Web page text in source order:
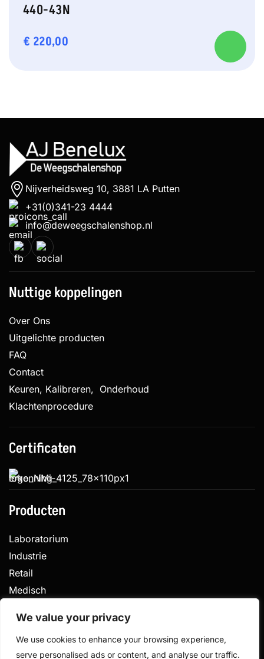
We value your privacy
We use cookies to enhance your browsing experience,
serve personalised ads or content, and analyse our traffic.
440-43N
€ 220,00
Nijverheidsweg 10, 3881 LA Putten
+31(0)341-23 4444
info@deweegschalenshop.nl
Nuttige koppelingen
Over Ons
Uitgelichte producten
FAQ
Contact
Keuren, Kalibreren, Onderhoud
Klachtenprocedure
Certificaten
Producten
Laboratorium
Industrie
Retail
Medisch